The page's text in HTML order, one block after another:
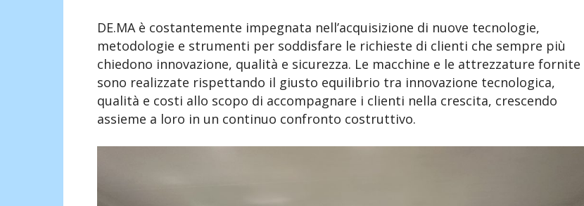
DE.MA è costantemente impegnata nell’acquisizione di nuove tecnologie,
metodologie e strumenti per soddisfare le richieste di clienti che sempre più
chiedono innovazione, qualità e sicurezza. Le macchine e le attrezzature fornite
sono realizzate rispettando il giusto equilibrio tra innovazione tecnologica,
qualità e costi allo scopo di accompagnare i clienti nella crescita, crescendo
assieme a loro in un continuo confronto costruttivo.